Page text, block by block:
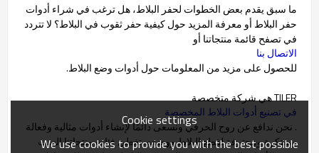
ما سبق يقدم بعض الخطوات لحفر البلاط، هل ترغب في شراء أدوات
حفر البلاط أو معرفة المزيد حول كيفية حفر ثقوب في البلاط؟ لا تتردد
في تصفح قائمة منتجاتنا أو
الاتصال بنا
للحصول على مزيد من المعلومات حول أدوات وضع البلاط.
TILER هي شركة متخصصة
في تصنيع أدوات البلاط المخصصة
. نحن ندافع عن روح الحرفي ونسعى دائمًا لإنشاء أدوات مثالية وفعالة
ومبتكرة ومحترفة لقطع البلاط ووضعه. تغطي فئات منتجاتنا الست
Cookie settings
We use cookies to provide you with the best possible